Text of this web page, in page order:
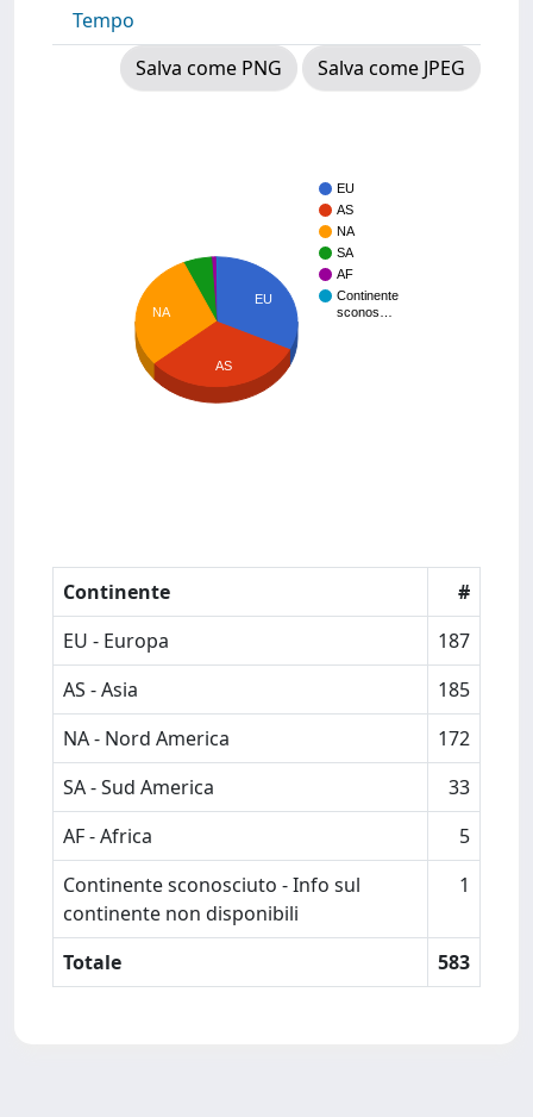
Tempo
Salva come PNG
Salva come JPEG
EU
AS
NA
SA
AF
Continente
sconos…
EU
NA
AS
Continente
#
EU - Europa
187
AS - Asia
185
NA - Nord America
172
SA - Sud America
33
AF - Africa
5
Continente sconosciuto - Info sul
continente non disponibili
1
Totale 583